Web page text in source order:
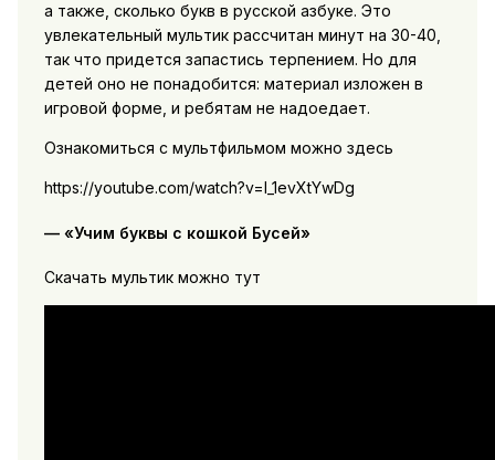
а также, сколько букв в русской азбуке. Это
увлекательный мультик рассчитан минут на 30-40,
так что придется запастись терпением. Но для
детей оно не понадобится: материал изложен в
игровой форме, и ребятам не надоедает.
Ознакомиться с мультфильмом можно здесь
https://youtube.com/watch?v=l_1evXtYwDg
— «Учим буквы с кошкой Бусей»
Скачать мультик можно тут